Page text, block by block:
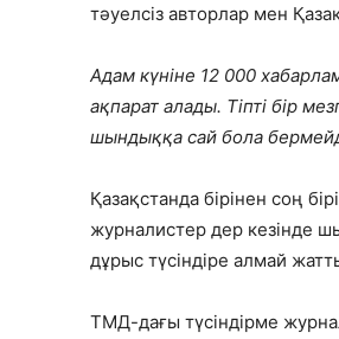
тәуелсіз авторлар мен
Адам күніне 12 000
ақпарат алады. Тіпті бір
шындыққа сай бола
Қазақстанда бірінен соң
журналистер дер кезінде
дұрыс түсіндіре алмай
ТМД-дағы түсіндірме